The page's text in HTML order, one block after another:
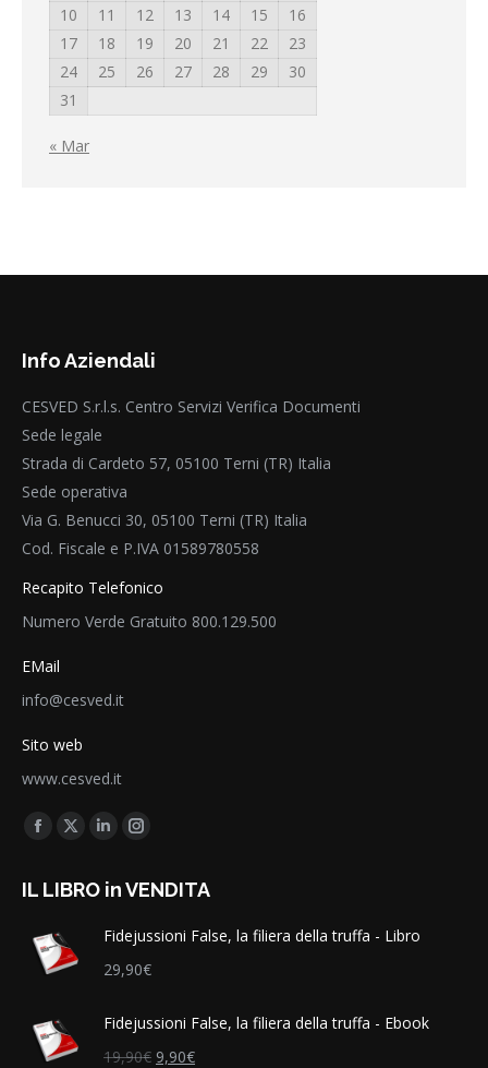
10
11 12 13 14 15
16
17
18 19 20 21 22
23
24
25 26 27 28 29
30
31
« Mar
Info Aziendali
CESVED S.r.l.s. Centro Servizi Verifica Documenti
Sede legale
Strada di Cardeto 57, 05100 Terni (TR) Italia
Sede operativa
Via G. Benucci 30, 05100 Terni (TR) Italia
Cod. Fiscale e P.IVA 01589780558
Recapito Telefonico
Numero Verde Gratuito 800.129.500
EMail
info@cesved.it
Sito web
www.cesved.it
Find us on:
Facebook
opens
new
window
X
opens
new
window
Linkedin
opens
window
Instagram
opens
new
window
IL LIBRO in VENDITA
Fidejussioni False, la filiera della truffa - Libro
29,90€
Fidejussioni False, la filiera della truffa - Ebook
19,90€ Il
9,90€Il